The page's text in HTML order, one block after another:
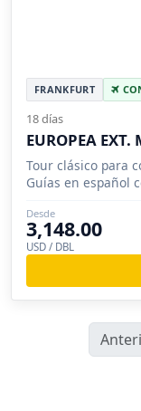
FRANKFURT
18 días
EUROPEA
Tour clásico para
Guías en español
Desde
3,148.00
USD / DBL